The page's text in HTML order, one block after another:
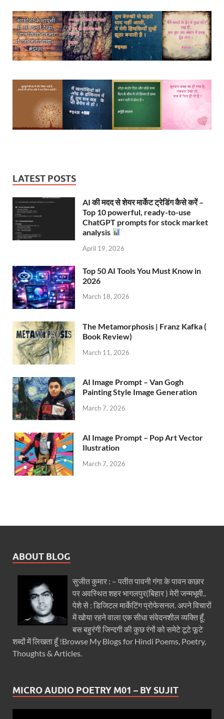
LATEST POSTS
AI की मदद से शेयर मार्केट ट्रेडिंग कैसे करें –
Top 10 powerful, ready-to-use
ChatGPT prompts for stock market
analysis
April 19, 2026
Top 50 AI Tools You Must Know in
2026
March 18, 2026
The Metamorphosis | Franz Kafka (
Book Review)
March 11, 2026
AI Image Prompt – Van Gogh
Painting Style Image Generation
March 7, 2026
AI Image Prompt – Pop Art Vector
Ilustration
March 7, 2026
ABOUT BLOG
सुजीत कुमार : – पतीत पावनी गंगा के पावन कछार
पर अवस्थित शहर भागलपुर(बिहार ) मेरी जन्मभूमी..
पेशे से : डिजिटल मार्केटिंग प्रोफेसनल. अपने विचारों
में खोया रहने वाला एक सीधा संवेदनशील व्यक्ति हूँ.
बस बहुरंगी जिन्दगी की कुछ रंगों को समेटे टूटे फूटे
शब्दों में लिखता हूँ !Browse My Blogs for Hindi Poems, Poetry,
Thoughts & Articles.
MICRO AUDIO POETRY M01 – BY SUJIT